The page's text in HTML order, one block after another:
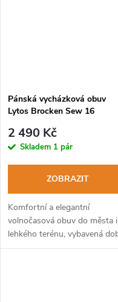
Pánská vycházková obuv
Lytos Brocken Sew 16
2 490 Kč
Skladem 1 pár
ZOBRAZIT
Komfortní a elegantní
volnočasová obuv do města i
lehkého terénu, vybavená
tlumící podešví Vibram®.